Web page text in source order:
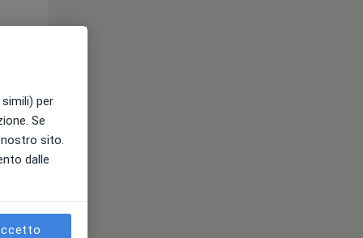
per
Se
sito.
dalle